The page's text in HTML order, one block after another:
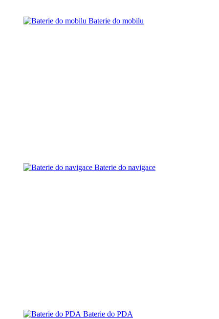
Baterie do mobilu
Baterie do navigace
Baterie do PDA